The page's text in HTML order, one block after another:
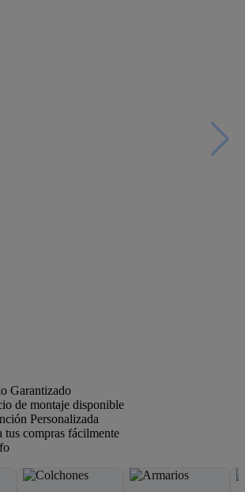
Garantizado
de montaje disponible
Personalizada
tus compras fácilmente